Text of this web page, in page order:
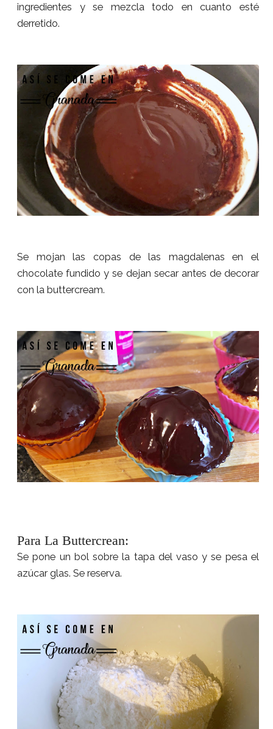
ingredientes y se mezcla todo en cuanto esté
derretido.
Se mojan las copas de las magdalenas en el
chocolate fundido y se dejan secar antes de decorar
con la buttercream.
Para La Buttercrean:
Se pone un bol sobre la tapa del vaso y se pesa el
azúcar glas. Se reserva.